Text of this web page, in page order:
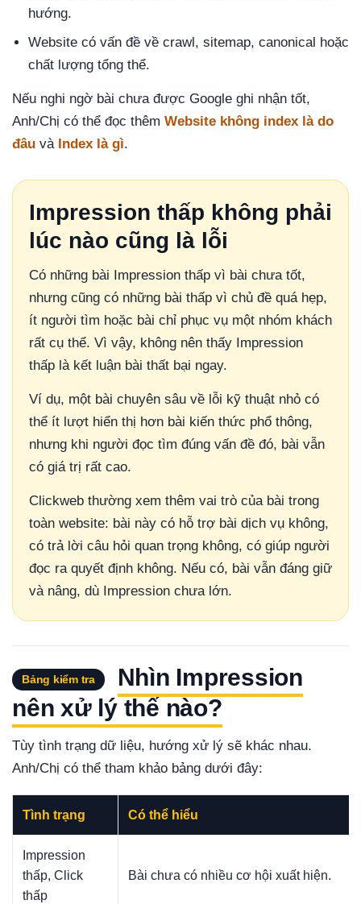
hướng.
Website có vấn đề về crawl, sitemap, canonical hoặc
chất lượng tổng thể.
Nếu nghi ngờ bài chưa được Google ghi nhận tốt,
Anh/Chị có thể đọc thêm Website không index là do
đâu và Index là gì.
Impression thấp không phải
lúc nào cũng là lỗi
Có những bài Impression thấp vì bài chưa tốt,
nhưng cũng có những bài thấp vì chủ đề quá hẹp,
ít người tìm hoặc bài chỉ phục vụ một nhóm khách
rất cụ thể. Vì vậy, không nên thấy Impression
thấp là kết luận bài thất bại ngay.
Ví dụ, một bài chuyên sâu về lỗi kỹ thuật nhỏ có
thể ít lượt hiển thị hơn bài kiến thức phổ thông,
nhưng khi người đọc tìm đúng vấn đề đó, bài vẫn
có giá trị rất cao.
Clickweb thường xem thêm vai trò của bài trong
toàn website: bài này có hỗ trợ bài dịch vụ không,
có trả lời câu hỏi quan trọng không, có giúp người
đọc ra quyết định không. Nếu có, bài vẫn đáng giữ
và nâng, dù Impression chưa lớn.
Bảng kiểm tra
Nhìn Impression
nên xử lý thế nào?
Tùy tình trạng dữ liệu, hướng xử lý sẽ khác nhau.
Anh/Chị có thể tham khảo bảng dưới đây:
Tình trạng Có thể hiểu
Impression
thấp, Click
thấp
Bài chưa có nhiều cơ hội xuất hiện.